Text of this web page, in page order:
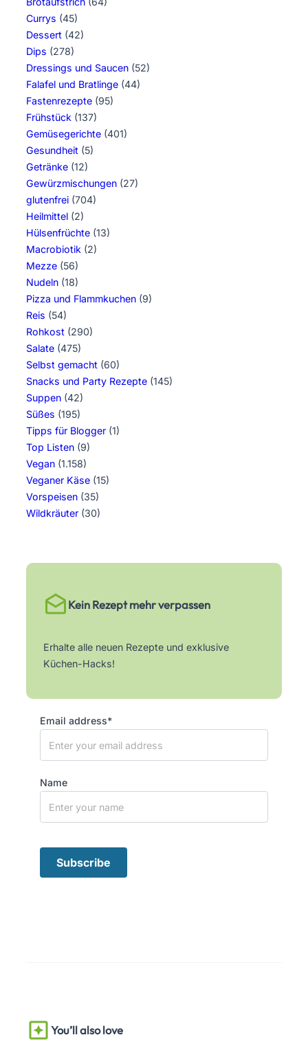
Currys (45)
Dessert (42)
Dips (278)
Dressings und Saucen (52)
Falafel und Bratlinge (44)
Fastenrezepte (95)
Frühstück (137)
Gemüsegerichte (401)
Gesundheit (5)
Getränke (12)
Gewürzmischungen (27)
glutenfrei (704)
Heilmittel (2)
Hülsenfrüchte (13)
Macrobiotik (2)
Mezze (56)
Nudeln (18)
Pizza und Flammkuchen (9)
Reis (54)
Rohkost (290)
Salate (475)
Selbst gemacht (60)
Snacks und Party Rezepte (145)
Suppen (42)
Süßes (195)
Tipps für Blogger (1)
Top Listen (9)
Vegan (1.158)
Veganer Käse (15)
Vorspeisen (35)
Wildkräuter (30)
Kein Rezept mehr verpassen
Erhalte alle neuen Rezepte und exklusive
Küchen-Hacks!
Email address*
Name
You’ll also love